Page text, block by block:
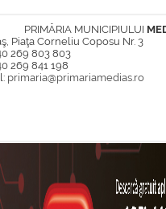
PRIMĂRIA MUNICIPIULUI
Piaţa Corneliu Coposu Nr. 3
269 803 803
269 841 198
primaria@primariamedias.ro